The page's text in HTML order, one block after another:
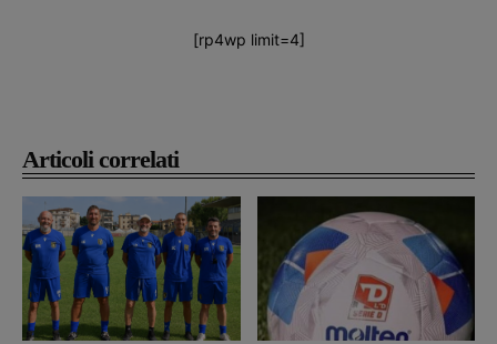
Articoli correlati
[rp4wp limit=4]